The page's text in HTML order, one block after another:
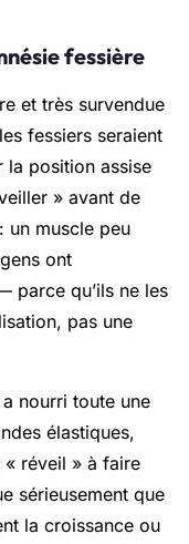
fessière
et très survendue
fessiers seraient
la position assise
» avant de
un muscle peu
ont
parce qu’ils ne les
pas une
nourri toute une
élastiques,
réveil » à faire
sérieusement que
la croissance ou